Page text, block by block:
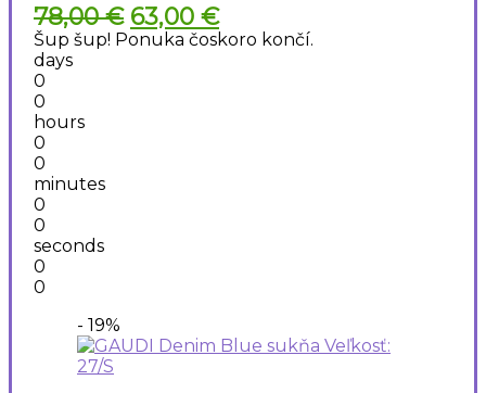
78,00€ Pôvodná
cena
bola:
63,00 €Aktuálna
cena
je:
Šup šup! Ponuka čoskoro končí.
days
0
0
hours
0
0
minutes
0
0
seconds
0
0
- 19%